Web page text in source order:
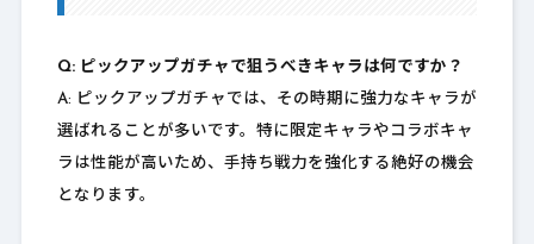
Q: ピックアップガチャで狙うべきキャラは何ですか？
A: ピックアップガチャでは、その時期に強力なキャラが
選ばれることが多いです。特に限定キャラやコラボキャ
ラは性能が高いため、手持ち戦力を強化する絶好の機会
となります。